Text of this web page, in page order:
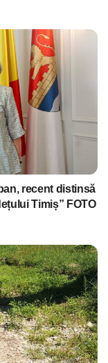
recent distinsă
Timiș” FOTO